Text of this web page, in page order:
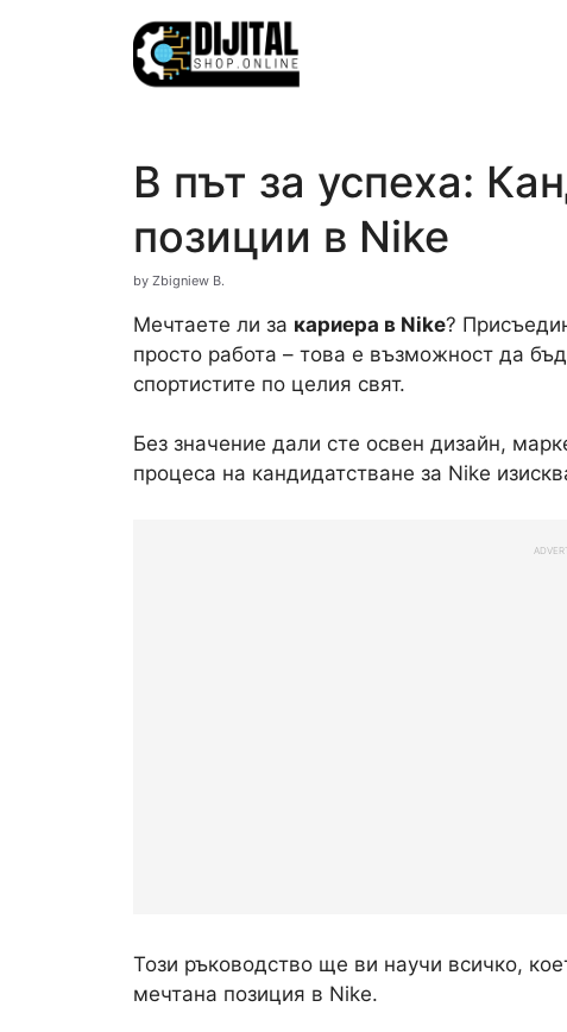
В път за успеха:
позиции в Nike
by Zbigniew B.
Мечтаете ли за кариера в Nike?
просто работа – това е възможност да
спортистите по целия свят.
Без значение дали сте освен дизайн,
процеса на кандидатстване за Nike
Този ръководство ще ви научи всичко,
мечтана позиция в Nike.